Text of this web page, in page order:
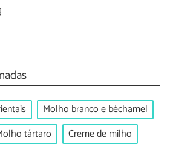
Molho branco e béchamel
tártaro Creme de milho